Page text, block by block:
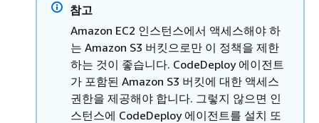
참고
Amazon EC2 인스턴스에서 액세스해야 하
는 Amazon S3 버킷으로만 이 정책을 제한
하는 것이 좋습니다. CodeDeploy 에이전트
가 포함된 Amazon S3 버킷에 대한 액세스
권한을 제공해야 합니다. 그렇지 않으면 인
스턴스에 CodeDeploy 에이전트를 설치 또